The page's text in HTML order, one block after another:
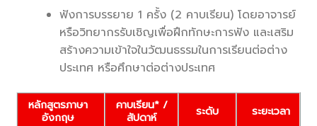
ฟังการบรรยาย 1 ครั้ง (2 คาบเรียน) โดยอาจารย์
หรือวิทยากรรับเชิญเพื่อฝึกทักษะการฟัง และเสริม
สร้างความเข้าใจในวัฒนธรรมในการเรียนต่อต่าง
ประเทศ หรือศึกษาต่อต่างประเทศ
หลักสูตรภาษา
อังกฤษ
คาบเรียน* /
สัปดาห์
ระดับ ระยะเวลา